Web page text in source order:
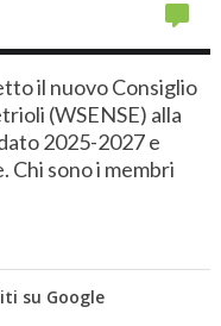
il nuovo Consiglio
(WSENSE) alla
2025-2027 e
Chi sono i membri
su Google